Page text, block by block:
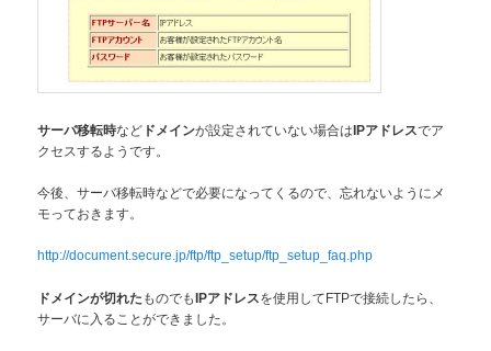
サーバ移転時など ドメインが設定されていない場合は IPアドレスでア
クセスするようです。
今後、サーバ移転時などで必要になってくるので、忘れないようにメ
モっておきます。
http://document.secure.jp/ftp/ftp_setup/ftp_setup_faq.php
ドメインが切れた ものでも IPアドレスを使用してFTPで接続したら、
サーバに入ることができました。